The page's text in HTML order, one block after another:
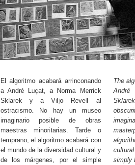
El algoritmo acabará arrinconando
a André Luçat, a Norma Merrick
Sklarek y a Viljo Revell al
ostracismo. No hay un museo
imaginario posible de obras
maestras minoritarias. Tarde o
temprano, el algoritmo acabará con
el mundo de la diversidad cultural y
de los márgenes, por el simple
The
simply